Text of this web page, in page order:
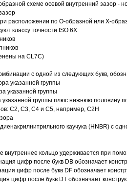
схеме осевой внутренний зазор -
расположении по О-образной или Х-
классу точности ISO 6X
на CL7C)
с одной из следующих букв,
указанной группы
указанной группы
группы плюс нижнюю половину
С2, C3, С4 и С5, например, С2Н
каучука (HNBR) с
кольцо удерживается при
цифр после букв DB обозначает
цифр после букв DF обозначает
цифр после букв DT обозначает